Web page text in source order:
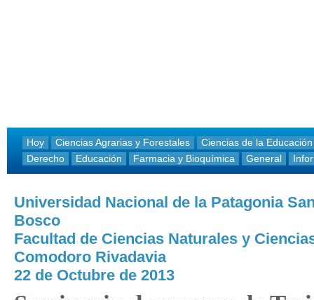
Hoy Ciencias Agrarias y Forestales
Ciencias de la Educación
Derecho
Educación Farmacia y Bioquímica General
Universidad Nacional de la Patagonia
Bosco
Facultad de Ciencias Naturales y
Comodoro Rivadavia
22 de Octubre de 2013